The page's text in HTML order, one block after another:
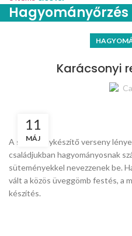
Hagyományőrzés
Karácsonyi
11
MÁJ
A süteménykészítő verseny
családjukban hagyományosnak
süteményekkel nevezzenek be.
vált a közös üveggömb festés, a
készítés.